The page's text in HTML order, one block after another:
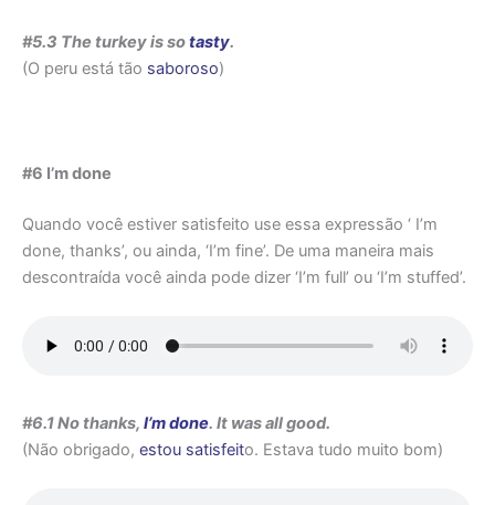
#5.3 The turkey is sotasty.
(O peru está tão saboroso)
#6 I’m done
Quando você estiver satisfeito use essa expressão ‘ I’m
done, thanks’, ou ainda, ‘I’m fine’. De uma maneira mais
descontraída você ainda pode dizer ‘I’m full’ ou ‘I’m stuffed’.
#6.1 No thanks, I’m done. It was all good.
(Não obrigado, estou satisfeito. Estava tudo muito bom)